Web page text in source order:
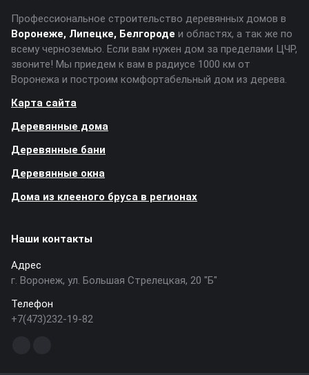
Профессиональное строительство деревянных домов в
Воронеже, Липецке, Белгороде и областях, а так же по
всему черноземью. Если вам нужен дом за пределами ЦЧР,
звоните! Мы приедем к вам в радиусе 1000 км от
Воронежа и построим комфортабельный дом из дерева.
Карта сайта
Деревянные дома
Деревянные бани
Деревянные окна
Дома из клееного бруса в регионах
Наши контакты
Адрес
г. Воронеж, ул. Большая Стрелецкая, 20 "Б"
Телефон
+7(473)232-19-82